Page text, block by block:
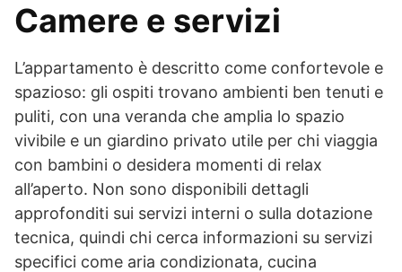
Camere e servizi
L’appartamento è descritto come confortevole e
spazioso: gli ospiti trovano ambienti ben tenuti e
puliti, con una veranda che amplia lo spazio
vivibile e un giardino privato utile per chi viaggia
con bambini o desidera momenti di relax
all’aperto. Non sono disponibili dettagli
approfonditi sui servizi interni o sulla dotazione
tecnica, quindi chi cerca informazioni su servizi
specifici come aria condizionata, cucina